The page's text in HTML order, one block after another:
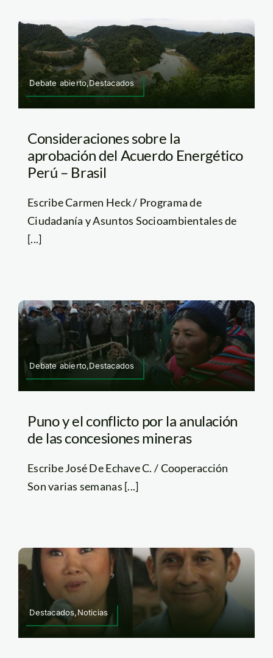
Debate abierto,Destacados
Consideraciones sobre la
aprobación del Acuerdo Energético
Perú – Brasil
Escribe Carmen Heck / Programa de
Ciudadanía y Asuntos Socioambientales de
[...]
Debate abierto,Destacados
Puno y el conflicto por la anulación
de las concesiones mineras
Escribe José De Echave C. / Cooperacción
Son varias semanas [...]
Destacados,Noticias